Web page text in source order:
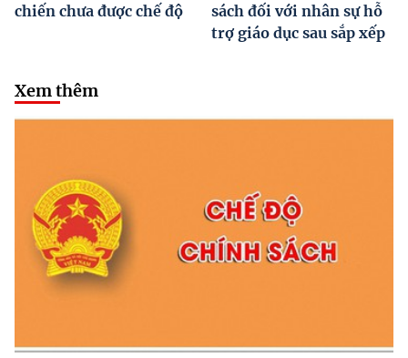
chiến chưa được chế độ
sách đối với nhân sự hỗ
trợ giáo dục sau sắp xếp
Xem thêm